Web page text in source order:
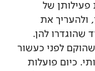
של
ולהעריך את
שהוגדרו להן.
שהוקם לפני כעשור
כיום פועלות